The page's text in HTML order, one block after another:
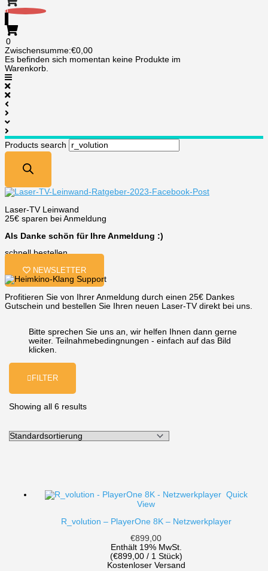
0
0
Zwischensumme:€0,00
Es befinden sich momentan keine Produkte im
Warenkorb.
Products search
Laser-TV Leinwand
25€ sparen bei Anmeldung
Als Danke schön für Ihre Anmeldung :)
schnell bestellen
NEWSLETTER
Profitieren Sie von Ihrer Anmeldung durch einen 25€ Dankes
Gutschein und bestellen Sie Ihren neuen Laser-TV direkt bei uns.
Bitte sprechen Sie uns an, wir helfen Ihnen dann gerne
weiter. Teilnahmebedingnungen - einfach auf das Bild
klicken.
FILTER
Showing all 6 results
Quick
View
R_volution – PlayerOne 8K – Netzwerkplayer
€899,00
Enthält 19% MwSt.
(€899,00/ 1 Stück)
Kostenloser Versand